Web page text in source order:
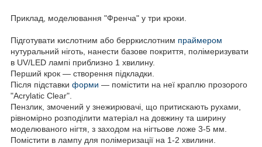
Приклад, моделювання "Френча" у три кроки.
Підготувати кислотним або беppкислотним праймером
нутуральний ніготь, нанести базове покриття, полімеризувати
в UV/LED лампі приблизно 1 хвилину.
Перший крок — створення підкладки.
Після підставки форми — помістити на неї краплю прозорого
"Acrylatic Clear".
Пензлик, змочений у знежирювачі, що притискають рухами,
рівномірно розподілити матеріал на довжину та ширину
моделюваного нігтя, з заходом на нігтьове ложе 3-5 мм.
Помістити в лампу для полімеризації на 1-2 хвилини.